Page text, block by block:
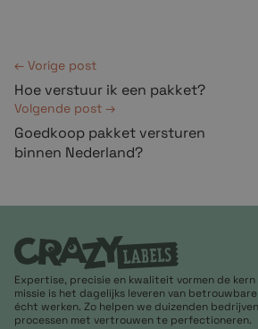
← Vorige post
Hoe verstuur ik een pakket?
Volgende post →
Goedkoop pakket versturen
binnen Nederland?
Expertise, precisie en kwaliteit vormen de kern
missie is het dagelijks leveren van
écht werken. Zo helpen we duizenden
processen met vertrouwen te perfectioneren.